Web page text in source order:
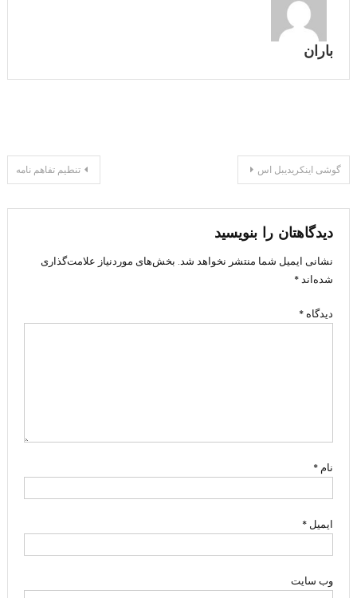
باران
راهبری
نوشته
تنطیم تفاهم نامه گوشی اینکریدیبل اس
دیدگاهتان را بنویسید
نشانی ایمیل شما منتشر نخواهد شد. بخش‌های موردنیاز علامت‌گذاری
شده‌اند*
دیدگاه *
نام*
ایمیل *
وب‌ سایت